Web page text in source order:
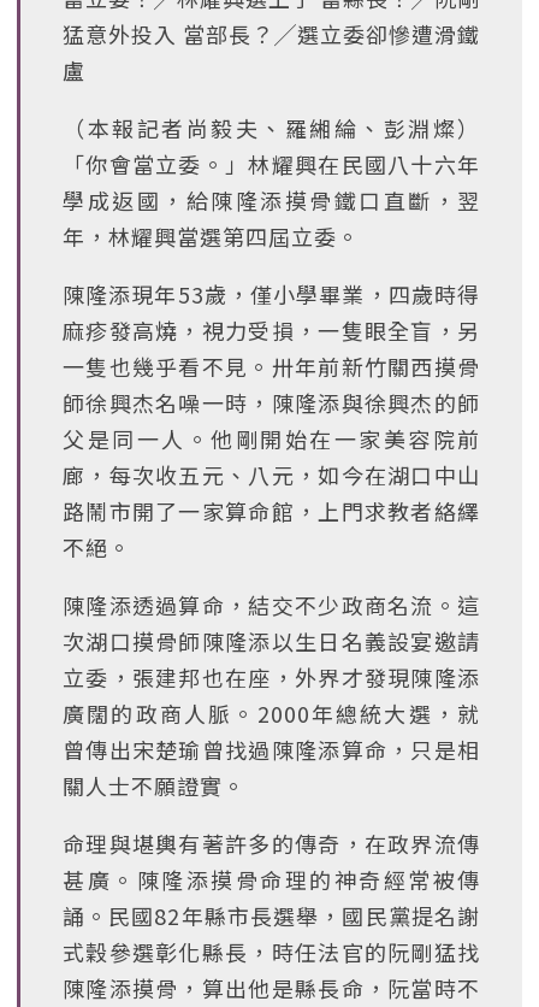
猛意外投入 當部長？╱選立委卻慘遭滑鐵
盧
（本報記者尚毅夫、羅緗綸、彭淵燦）
「你會當立委。」林耀興在民國八十六年
學成返國，給陳隆添摸骨鐵口直斷，翌
年，林耀興當選第四屆立委。
陳隆添現年53歲，僅小學畢業，四歲時得
麻疹發高燒，視力受損，一隻眼全盲，另
一隻也幾乎看不見。卅年前新竹關西摸骨
師徐興杰名噪一時，陳隆添與徐興杰的師
父是同一人。他剛開始在一家美容院前
廊，每次收五元、八元，如今在湖口中山
路鬧市開了一家算命館，上門求教者絡繹
不絕。
陳隆添透過算命，結交不少政商名流。這
次湖口摸骨師陳隆添以生日名義設宴邀請
立委，張建邦也在座，外界才發現陳隆添
廣闊的政商人脈。2000年總統大選，就
曾傳出宋楚瑜曾找過陳隆添算命，只是相
關人士不願證實。
命理與堪輿有著許多的傳奇，在政界流傳
甚廣。陳隆添摸骨命理的神奇經常被傳
誦。民國82年縣市長選舉，國民黨提名謝
式穀參選彰化縣長，時任法官的阮剛猛找
陳隆添摸骨，算出他是縣長命，阮當時不